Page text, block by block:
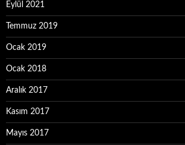
Eylül 2021
Temmuz 2019
Ocak 2019
Ocak 2018
Aralık 2017
Kasım 2017
Mayıs 2017